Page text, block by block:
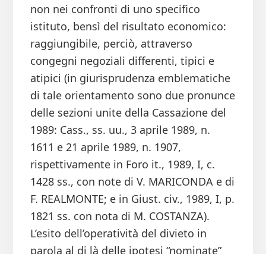
non nei confronti di uno specifico
istituto, bensì del risultato economico:
raggiungibile, perciò, attraverso
congegni negoziali differenti, tipici e
atipici (in giurisprudenza emblematiche
di tale orientamento sono due pronunce
delle sezioni unite della Cassazione del
1989: Cass., ss. uu., 3 aprile 1989, n.
1611 e 21 aprile 1989, n. 1907,
rispettivamente in Foro it., 1989, I, c.
1428 ss., con note di V. MARICONDA e di
F. REALMONTE; e in Giust. civ., 1989, I, p.
1821 ss. con nota di M. COSTANZA).
L’esito dell’operatività del divieto in
parola al di là delle ipotesi “nominate”